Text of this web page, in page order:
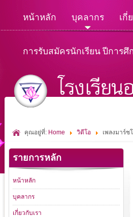
หน้าหลัก บุคลากร เกี่
การรับสมัครนักเรียน ปีการศึ
คุณอยู่ที่: Home วิดีโอ เพลงมาร์ช
รายการหลัก
หน้าหลัก
บุคลากร
เกี่ยวกับเรา